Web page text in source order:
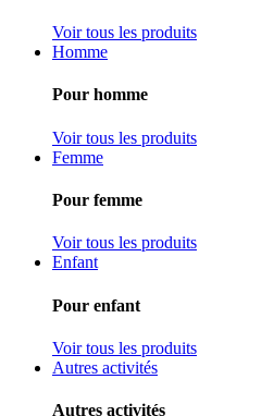
Voir tous les produits
Homme
Pour homme
Voir tous les produits
Femme
Pour femme
Voir tous les produits
Enfant
Pour enfant
Voir tous les produits
Autres activités
Autres activités